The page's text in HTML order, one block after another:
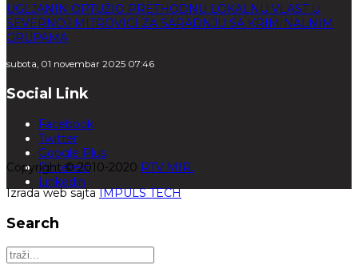
UGLJANIN OPTUŽIO PRETHODNU LOKALNU VLAST U
SEVERNOJ MITROVICI ZA SARADNJU SA KRIMINALNIM
GRUPAMA
subota, 01 novembar 2025 07:46
Social Link
Facebook
Twitter
Google Plus
Pinterest
Linkedin
Copyright © 2010-2020 RTV MIR.
Izrada web sajtaIMPULS TECH
Search